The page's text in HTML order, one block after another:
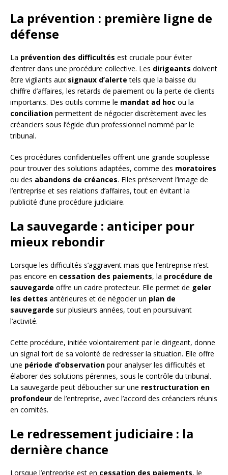
La prévention : première ligne de
défense
La prévention des difficultés est cruciale pour éviter
d’entrer dans une procédure collective. Les dirigeants doivent
être vigilants aux signaux d’alerte tels que la baisse du
chiffre d’affaires, les retards de paiement ou la perte de clients
importants. Des outils comme le mandat ad hoc ou la
conciliation permettent de négocier discrètement avec les
créanciers sous l’égide d’un professionnel nommé par le
tribunal.
Ces procédures confidentielles offrent une grande souplesse
pour trouver des solutions adaptées, comme des moratoires
ou des abandons de créances. Elles préservent l’image de
l’entreprise et ses relations d’affaires, tout en évitant la
publicité d’une procédure judiciaire.
La sauvegarde : anticiper pour
mieux rebondir
Lorsque les difficultés s’aggravent mais que l’entreprise n’est
pas encore en cessation des paiements, la procédure de
sauvegarde offre un cadre protecteur. Elle permet de geler
les dettes antérieures et de négocier un plan de
sauvegarde sur plusieurs années, tout en poursuivant
l’activité.
Cette procédure, initiée volontairement par le dirigeant, donne
un signal fort de sa volonté de redresser la situation. Elle offre
une période d’observation pour analyser les difficultés et
élaborer des solutions pérennes, sous le contrôle du tribunal.
La sauvegarde peut déboucher sur une restructuration en
profondeur de l’entreprise, avec l’accord des créanciers réunis
en comités.
Le redressement judiciaire : la
dernière chance
Lorsque l’entreprise est en cessation des paiements, le